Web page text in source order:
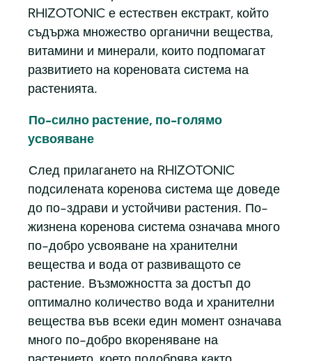
RHIZOTONIC е естествен екстракт, който
съдържа множество органични вещества,
витамини и минерали, които подпомагат
развитието на кореновата система на
растенията.
По-силно растение, по-голямо
усвояване
След прилагането на RHIZOTONIC
подсилената коренова система ще доведе
до по-здрави и устойчиви растения. По-
жизнена коренова система означава много
по-добро усвояване на хранителни
вещества и вода от развиващото се
растение. Възможността за достъп до
оптимално количество вода и хранителни
вещества във всеки един момент означава
много по-добро вкореняване на